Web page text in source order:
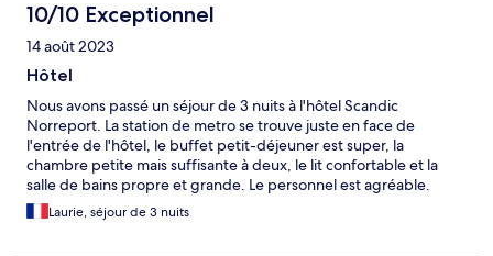
10/10 Exceptionnel
14 août 2023
Hôtel
Nous avons passé un séjour de 3 nuits à l'hôtel Scandic
Norreport. La station de metro se trouve juste en face de
l'entrée de l'hôtel, le buffet petit-déjeuner est super, la
chambre petite mais suffisante à deux, le lit confortable et la
salle de bains propre et grande. Le personnel est agréable.
Nous recommendons cet hôtel pour notre première fois à
Copenhague !
Laurie, séjour de 3 nuits